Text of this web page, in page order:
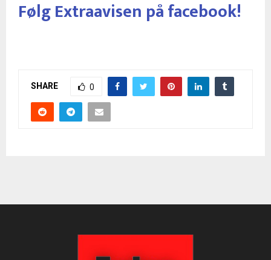
Følg Extraavisen på facebook!
SHARE 0